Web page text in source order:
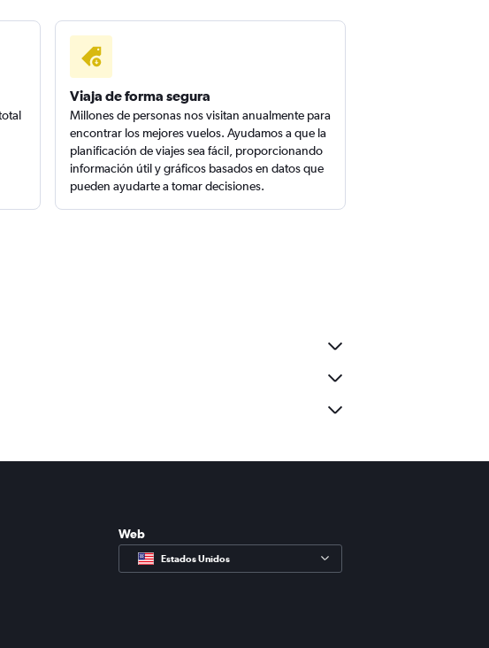
Viaja de forma segura
Millones de personas nos visitan anualmente para
encontrar los mejores vuelos. Ayudamos a que la
planificación de viajes sea fácil, proporcionando
información útil y gráficos basados en datos que
pueden ayudarte a tomar decisiones.
Web
Estados Unidos